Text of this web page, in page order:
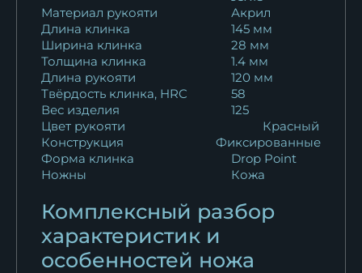
12 639
Кухонный нож Шеф № 5
сталь Х12МФ...
12 628₽
Нож Шеф № 5 сталь 95Х18
рукоять акрил...
Нож Шеф № 5 сталь 95Х18
рукоять акрил...
10 769 ₽
Материал рукояти
Акрил
Длина клинка
145 мм
Ширина клинка
28 мм
Толщина клинка
1.4 мм
Длина рукояти
120 мм
Твёрдость клинка, HRC
58
Вес изделия
125
Цвет рукояти
Красный
Конструкция
Фиксированные
Форма клинка
Drop Point
Ножны
Кожа
Комплексный разбор
характеристик и
особенностей ножа